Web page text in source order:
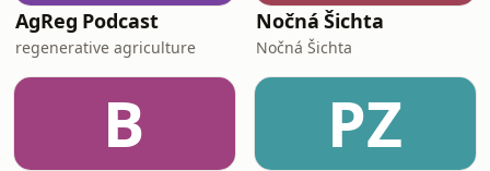
AgReg Podcast
regenerative agriculture
Nočná Šichta
Nočná Šichta
B PZ